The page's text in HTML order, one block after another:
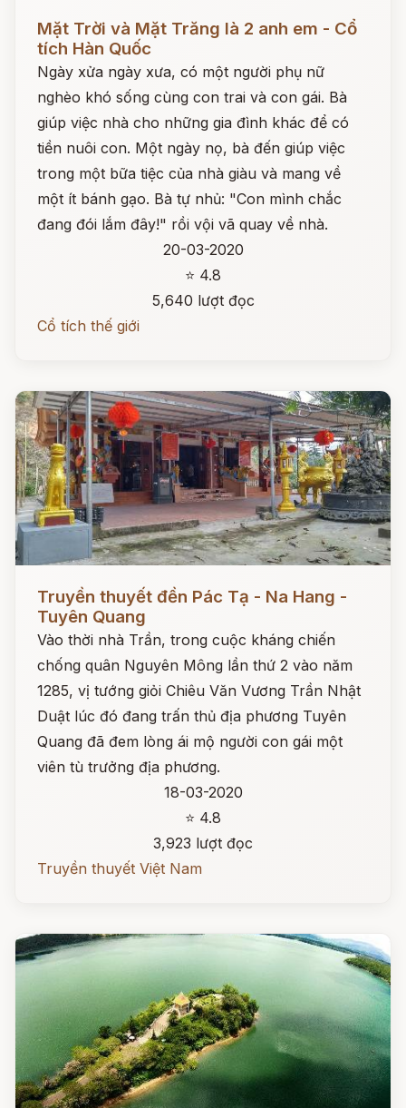
Mặt Trời và Mặt Trăng là 2 anh em - Cổ
tích Hàn Quốc
Ngày xửa ngày xưa, có một người phụ nữ
nghèo khó sống cùng con trai và con gái. Bà
giúp việc nhà cho những gia đình khác để có
tiền nuôi con. Một ngày nọ, bà đến giúp việc
trong một bữa tiệc của nhà giàu và mang về
một ít bánh gạo. Bà tự nhủ: "Con mình chắc
đang đói lắm đây!" rồi vội vã quay về nhà.
20-03-2020
⭐ 4.8
5,640 lượt đọc
Cổ tích thế giới
Đọc ngay
Truyền thuyết đền Pác Tạ - Na Hang -
Tuyên Quang
Vào thời nhà Trần, trong cuộc kháng chiến
chống quân Nguyên Mông lần thứ 2 vào năm
1285, vị tướng giỏi Chiêu Văn Vương Trần Nhật
Duật lúc đó đang trấn thủ địa phương Tuyên
Quang đã đem lòng ái mộ người con gái một
viên tù trưởng địa phương.
18-03-2020
⭐ 4.8
3,923 lượt đọc
Truyền thuyết Việt Nam